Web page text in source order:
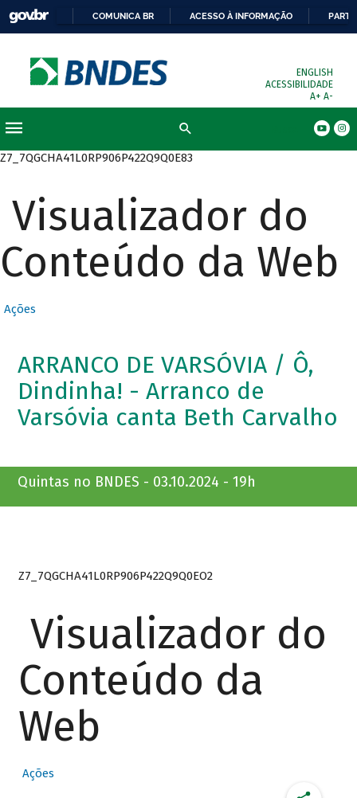
COMUNICA BR ACESSO À INFORMAÇÃO
ENGLISH
ACESSIBILIDADE
A+ A-
Z7_7QGCHA41L0RP906P422Q9Q0E83
Visualizador do
Conteúdo da Web
Ações
ARRANCO DE VARSÓVIA / Ô,
Dindinha! - Arranco de
Varsóvia canta Beth Carvalho
Quintas no BNDES - 03.10.2024 - 19h
Z7_7QGCHA41L0RP906P422Q9Q0EO2
Visualizador do
Conteúdo da
Web
Ações